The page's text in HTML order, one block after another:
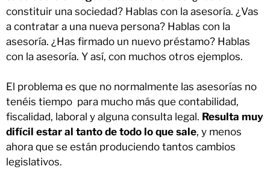
constituir una sociedad? Hablas con la asesoría. ¿Vas
a contratar a una nueva persona? Hablas con la
asesoría. ¿Has firmado un nuevo préstamo? Hablas
con la asesoría. Y así, con muchos otros ejemplos.
El problema es que no normalmente las asesorías no
tenéis tiempo para mucho más que contabilidad,
fiscalidad, laboral y alguna consulta legal. Resulta muy
difícil estar al tanto de todo lo que sale, y menos
ahora que se están produciendo tantos cambios
legislativos.